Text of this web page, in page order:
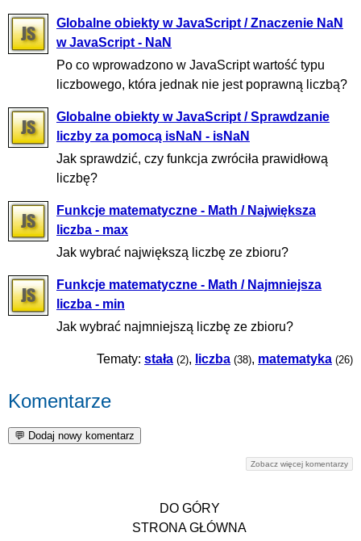
Globalne obiekty w JavaScript / Znaczenie NaN
w JavaScript - NaN
Po co wprowadzono w JavaScript wartość typu
liczbowego, która jednak nie jest poprawną liczbą?
Globalne obiekty w JavaScript / Sprawdzanie
liczby za pomocą isNaN - isNaN
Jak sprawdzić, czy funkcja zwróciła prawidłową
liczbę?
Funkcje matematyczne - Math / Największa
liczba - max
Jak wybrać największą liczbę ze zbioru?
Funkcje matematyczne - Math / Najmniejsza
liczba - min
Jak wybrać najmniejszą liczbę ze zbioru?
Tematy: stała (2), liczba (38), matematyka (26)
Komentarze
Zobacz więcej komentarzy
DO GÓRY
STRONA GŁÓWNA